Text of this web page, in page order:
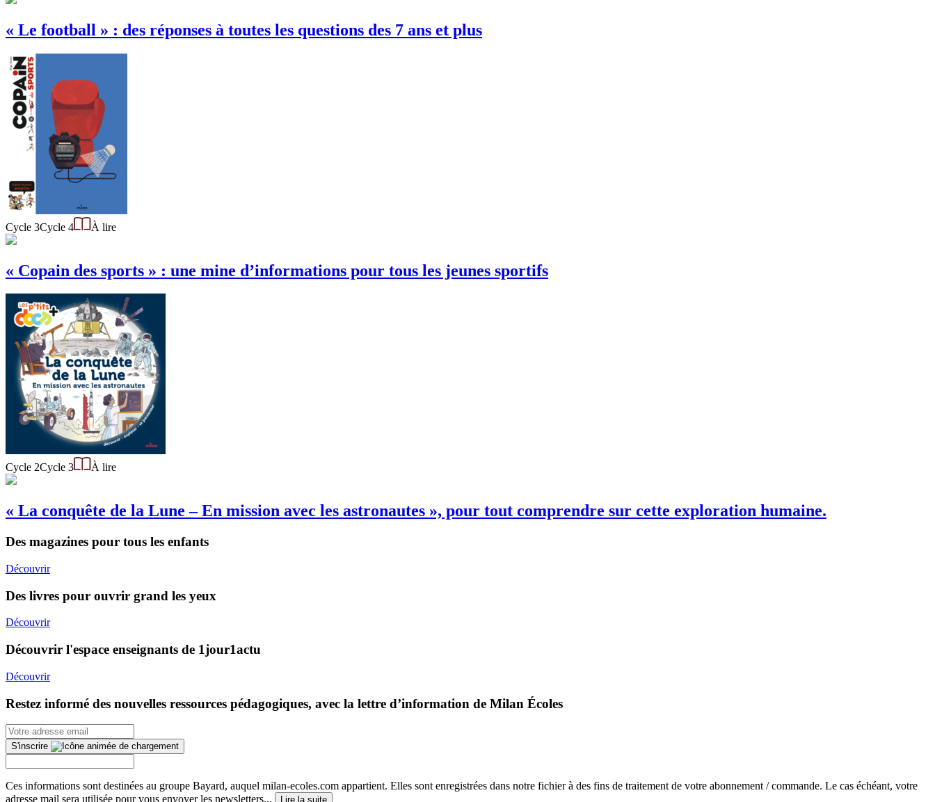
« Le football » : des réponses à toutes les questions des 7 ans et plus
Cycle 3Cycle 4 À lire
« Copain des sports » : une mine d’informations pour tous les jeunes sportifs
Cycle 2Cycle 3 À lire
« La conquête de la Lune – En mission avec les astronautes », pour tout comprendre sur cette exploration humaine.
Des magazines pour tous les enfants
Découvrir
Des livres pour ouvrir grand les yeux
Découvrir
Découvrir l'espace enseignants de 1jour1actu
Découvrir
Restez informé des nouvelles ressources pédagogiques, avec la lettre d’information de Milan Écoles
S'inscrire
Ces informations sont destinées au groupe Bayard, auquel milan-ecoles.com appartient. Elles sont enregistrées dans notre fichier à des fins de traitement de votre abonnement / commande. Le cas échéant, votre
adresse mail sera utilisée pour vous envoyer les newsletters...
Lire la suite